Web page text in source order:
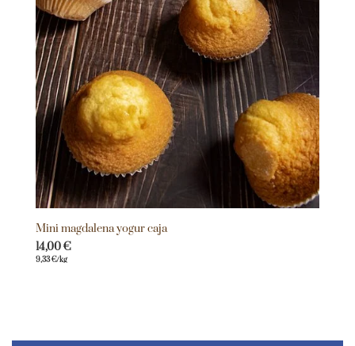
Mini magdalena yogur caja
14,00€
9,33€/kg